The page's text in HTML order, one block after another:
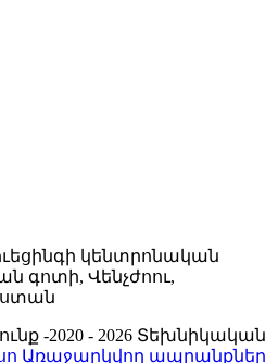
կենտրոնական
գոտի, Վենչժոու,
-2020 - 2026 Տեխնիկական
Առաջարկվող ապրանքներ